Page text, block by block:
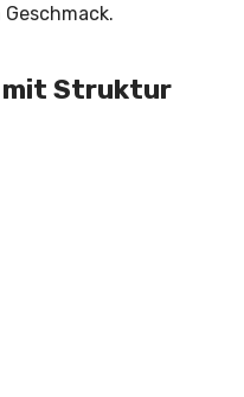
mit Struktur